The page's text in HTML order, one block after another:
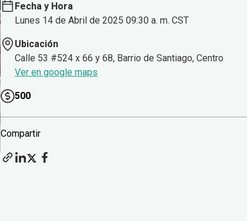
Fecha y Hora
Lunes 14 de Abril de 2025 09:30 a. m. CST
Ubicación
Calle 53 #524 x 66 y 68, Barrio de Santiago, Centro
Ver en google maps
500
Compartir